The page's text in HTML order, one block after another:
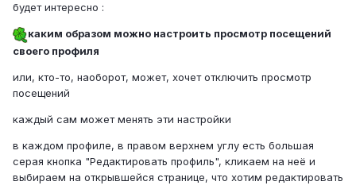
будет интересно :
каким образом можно настроить просмотр посещений
своего профиля
или, кто-то, наоборот, может, хочет отключить просмотр
посещений
каждый сам может менять эти настройки
в каждом профиле, в правом верхнем углу есть большая
серая кнопка "Редактировать профиль", кликаем на неё и
выбираем на открывшейся странице, что хотим редактировать